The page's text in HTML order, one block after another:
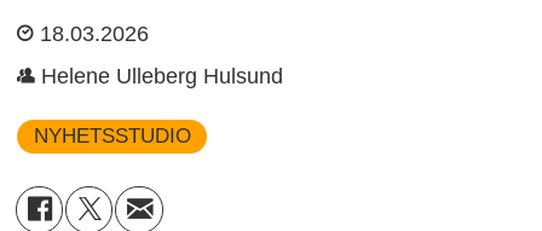
18.03.2026
Helene Ulleberg Hulsund
NYHETSSTUDIO